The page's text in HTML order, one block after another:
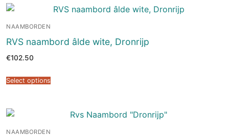
NAAMBORDEN
RVS naambord âlde wite, Dronrijp
€102.50
Select options
NAAMBORDEN